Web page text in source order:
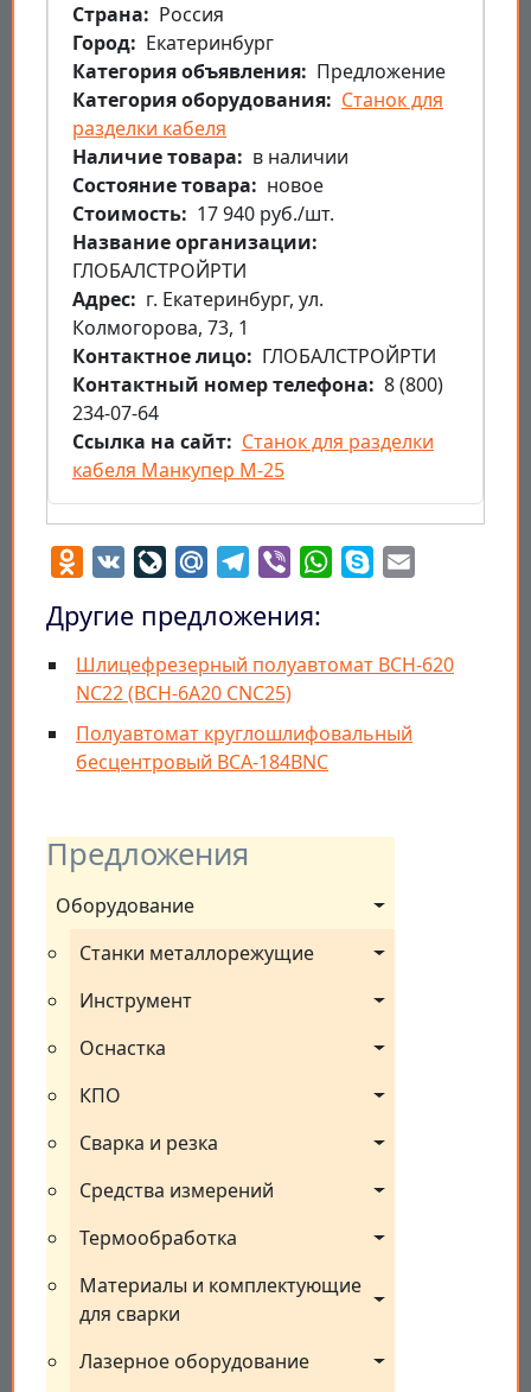
Предложения
Оборудование
Станки металлорежущие
Инструмент
Оснастка
КПО
Сварка и резка
Средства измерений
Термообработка
Материалы и комплектующие
для сварки
Лазерное оборудование
Страна
Россия
Город
Екатеринбург
Категория объявления
Предложение
Категория оборудования
Станок для
разделки кабеля
Наличие товара
в наличии
Состояние товара
новое
Стоимость
17 940 руб./шт.
Название организации
ГЛОБАЛСТРОЙРТИ
Aдрес
г. Екатеринбург, ул.
Колмогорова, 73, 1
Контактное лицо
ГЛОБАЛСТРОЙРТИ
Контактный номер телефона
8 (800)
234-07-64
Ссылка на сайт
Станок для разделки
кабеля Манкупер M-25
Odnoklassniki
VK LiveJournal
Mail.RuTelegram
Viber WhatsApp
Skype
Другие предложения:
Шлицефрезерный полуавтомат ВСН-620
NC22 (BCH-6A20 CNC25)
Полуавтомат круглошлифовальный
бесцентровый BCA-184BNC